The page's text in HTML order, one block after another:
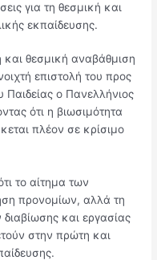
για τη θεσμική και
εκπαίδευσης.
θεσμική αναβάθμιση
επιστολή του προς
Παιδείας ο Πανελλήνιος
ότι η βιωσιμότητα
πλέον σε κρίσιμο
το αίτημα των
προνομίων, αλλά τη
και εργασίας
στην πρώτη και